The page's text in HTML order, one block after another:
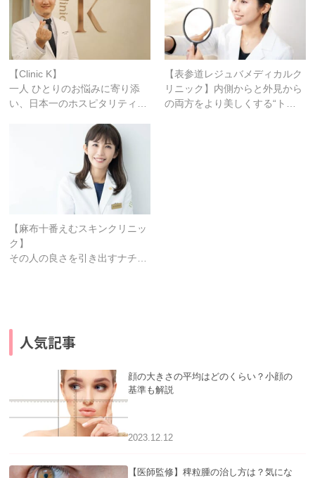
【Clinic K】
一人 ひとりのお悩みに寄り添
い、日本一のホスピタリティ…
【表参道レジュバメディカルク
リニック】内側からと外見から
の両方をより美しくする“ト…
【麻布十番えむスキンクリニッ
ク】
その人の良さを引き出すナチ…
人気記事
顔の大きさの平均はどのくらい？小顔の
基準も解説
2023.12.12
【医師監修】稗粒腫の治し方は？気にな